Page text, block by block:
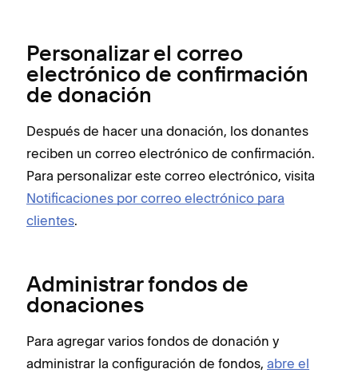
Personalizar el correo
electrónico de confirmación
de donación
Después de hacer una donación, los donantes
reciben un correo electrónico de confirmación.
Para personalizar este correo electrónico, visita
Notificaciones por correo electrónico para
clientes.
Administrar fondos de
donaciones
Para agregar varios fondos de donación y
administrar la configuración de fondos, abre el